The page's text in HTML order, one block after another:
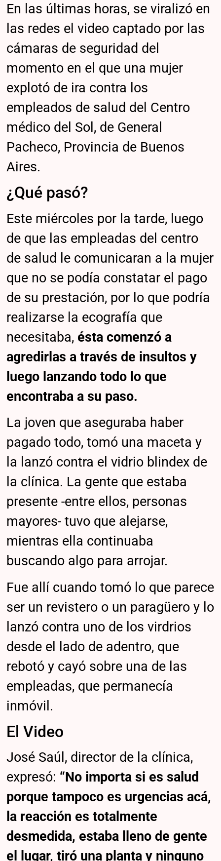
En las últimas horas, se viralizó en
las redes el video captado por las
cámaras de seguridad del
momento en el que una mujer
explotó de ira contra los
empleados de salud del Centro
médico del Sol, de General
Pacheco, Provincia de Buenos
Aires.
¿Qué pasó?
Este miércoles por la tarde, luego
de que las empleadas del centro
de salud le comunicaran a la mujer
que no se podía constatar el pago
de su prestación, por lo que podría
realizarse la ecografía que
necesitaba, ésta comenzó a
agredirlas a través de insultos y
luego lanzando todo lo que
encontraba a su paso.
La joven que aseguraba haber
pagado todo, tomó una maceta y
la lanzó contra el vidrio blindex de
la clínica. La gente que estaba
presente -entre ellos, personas
mayores- tuvo que alejarse,
mientras ella continuaba
buscando algo para arrojar.
Fue allí cuando tomó lo que parece
ser un revistero o un paragüero y lo
lanzó contra uno de los virdrios
desde el lado de adentro, que
rebotó y cayó sobre una de las
empleadas, que permanecía
inmóvil.
El Video
José Saúl, director de la clínica,
expresó: “No importa si es salud
porque tampoco es urgencias acá,
la reacción es totalmente
desmedida, estaba lleno de gente
el lugar, tiró una planta y ninguno